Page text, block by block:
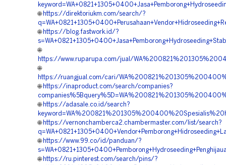
🌐 https://direktoriukm.com/search/?
🌐 https://blog.fastwork.id/?
🌐
https://www.ruparupa.com/jual/
🌐
https://ruangjual.com/cari/
🌐 https://inaproduct.com/search/companies?
🌐 https://adasale.co.id/search?
🌐 https://vernonchamberca2.chambermaster.com/list/search?
🌐 https://www.99.co/id/panduan/?
🌐 https://ru.pinterest.com/search/pins/?